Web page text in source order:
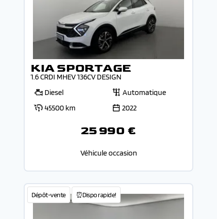
KIA SPORTAGE
1.6 CRDI MHEV 136CV DESIGN
Diesel
Automatique
45500 km
2022
25 990 €
Véhicule occasion
Dépôt-vente ⏰Dispo rapide!